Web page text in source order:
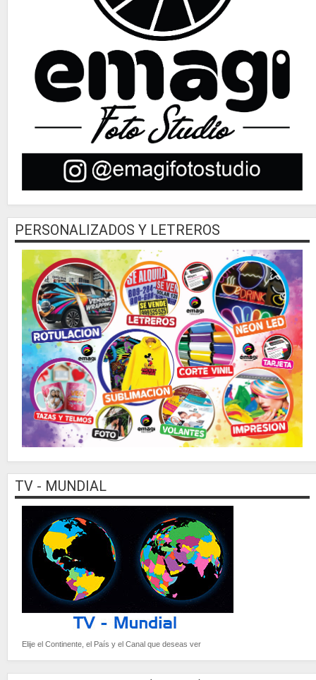
PERSONALIZADOS Y LETREROS
TV - MUNDIAL
Elije el Continente, el País y el Canal que deseas ver